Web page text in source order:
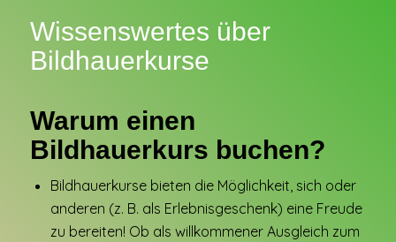
Wissenswertes über
Bildhauerkurse
Warum einen
Bildhauerkurs buchen?
Bildhauerkurse bieten die Möglichkeit, sich oder
anderen (z. B. als Erlebnisgeschenk) eine Freude
zu bereiten! Ob als willkommener Ausgleich zum